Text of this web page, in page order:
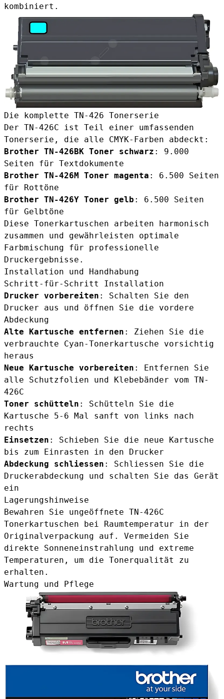
kombiniert.
Die komplette TN-426 Tonerserie
Der TN-426C ist Teil einer umfassenden
Tonerserie, die alle CMYK-Farben abdeckt:
Brother TN-426BK Toner schwarz : 9.000
Seiten für Textdokumente
Brother TN-426M Toner magenta : 6.500 Seiten
für Rottöne
Brother TN-426Y Toner gelb : 6.500 Seiten
für Gelbtöne
Diese Tonerkartuschen arbeiten harmonisch
zusammen und gewährleisten optimale
Farbmischung für professionelle
Druckergebnisse.
Installation und Handhabung
Schritt-für-Schritt Installation
Drucker vorbereiten : Schalten Sie den
Drucker aus und öffnen Sie die vordere
Abdeckung
Alte Kartusche entfernen : Ziehen Sie die
verbrauchte Cyan-Tonerkartusche vorsichtig
heraus
Neue Kartusche vorbereiten : Entfernen Sie
alle Schutzfolien und Klebebänder vom TN-
426C
Toner schütteln : Schütteln Sie die
Kartusche 5-6 Mal sanft von links nach
rechts
Einsetzen : Schieben Sie die neue Kartusche
bis zum Einrasten in den Drucker
Abdeckung schliessen : Schliessen Sie die
Druckerabdeckung und schalten Sie das Gerät
ein
Lagerungshinweise
Bewahren Sie ungeöffnete TN-426C
Tonerkartuschen bei Raumtemperatur in der
Originalverpackung auf. Vermeiden Sie
direkte Sonneneinstrahlung und extreme
Temperaturen, um die Tonerqualität zu
erhalten.
Wartung und Pflege